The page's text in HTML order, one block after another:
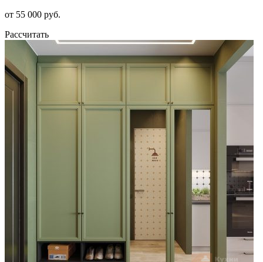
от 55 000 руб.
Рассчитать